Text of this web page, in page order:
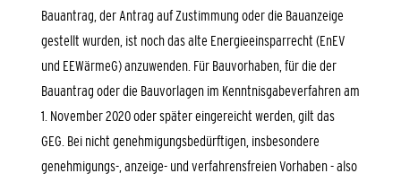
Bauantrag, der Antrag auf Zustimmung oder die Bauanzeige
gestellt wurden, ist noch das alte Energieeinsparrecht (EnEV
und EEWärmeG) anzuwenden. Für Bauvorhaben, für die der
Bauantrag oder die Bauvorlagen im Kenntnisgabeverfahren am
1. November 2020 oder später eingereicht werden, gilt das
GEG. Bei nicht genehmigungsbedürftigen, insbesondere
genehmigungs-, anzeige- und verfahrensfreien Vorhaben - also